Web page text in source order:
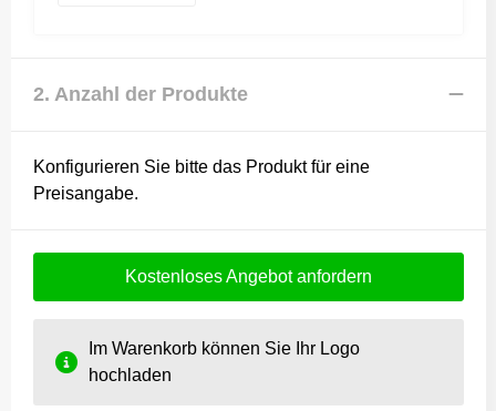
2. Anzahl der Produkte
Konfigurieren Sie bitte das Produkt für eine
Preisangabe.
Kostenloses Angebot anfordern
Im Warenkorb können Sie Ihr Logo
hochladen